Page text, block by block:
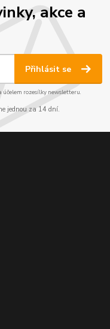
akce a
Přihlásit se
účelem rozesílky newsletteru.
jednou za 14 dní.